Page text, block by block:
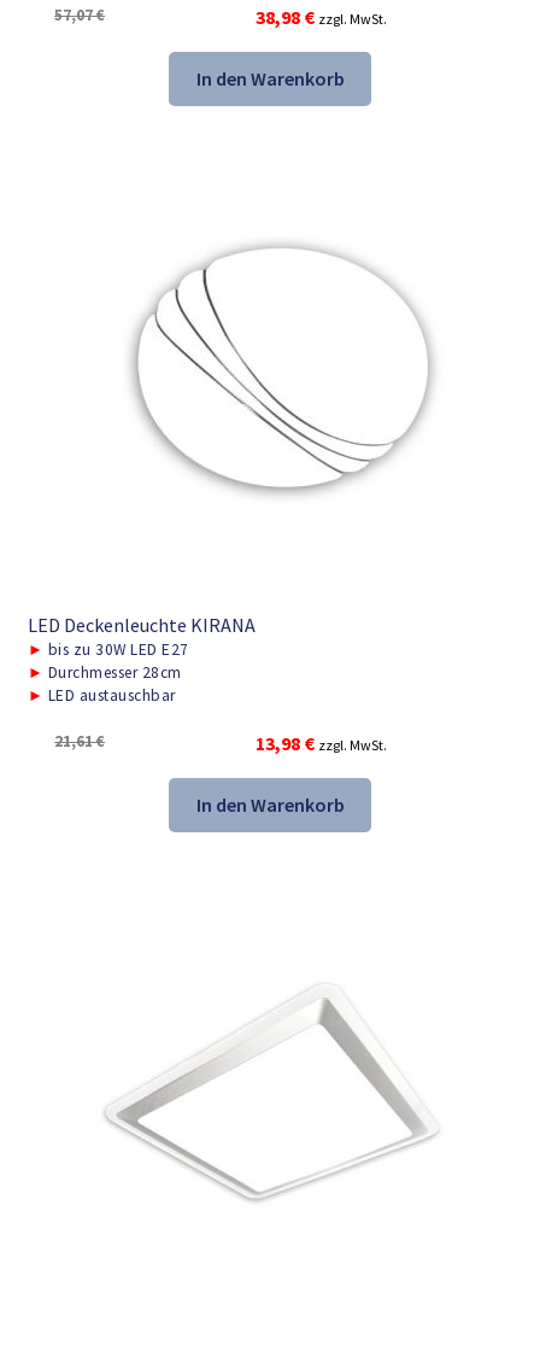
57,07€
Ursprünglicher
Preis
war:
57,07 €
38,98 €Aktueller
Preis
ist:
38,98 €.
zzgl. MwSt.
In den Warenkorb
LED Deckenleuchte KIRANA
► bis zu 30W LED E27
► Durchmesser 28cm
► LED austauschbar
21,61€
Ursprünglicher
Preis
war:
21,61 €
13,98 €Aktueller
Preis
ist:
13,98 €.
zzgl. MwSt.
In den Warenkorb